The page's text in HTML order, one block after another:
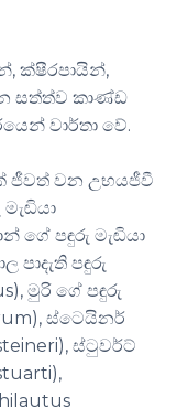
ක්ෂීරපායින්,
සත්ත්ව කාණ්ඩ
වාර්තා වේ.
ජීවත් වන උභයජීවී
ගේ පඳුරු මැඬියා
පාදැති පඳුරු
මුරි ගේ පඳුරු
ස්ටෙයිනර්
ස්ටුවර්ට්